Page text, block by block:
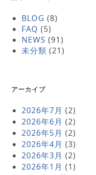
BLOG (8)
FAQ (5)
NEWS (91)
未分類 (21)
アーカイブ
2026年7月 (2)
2026年6月 (2)
2026年5月 (2)
2026年4月 (3)
2026年3月 (2)
2026年1月 (1)